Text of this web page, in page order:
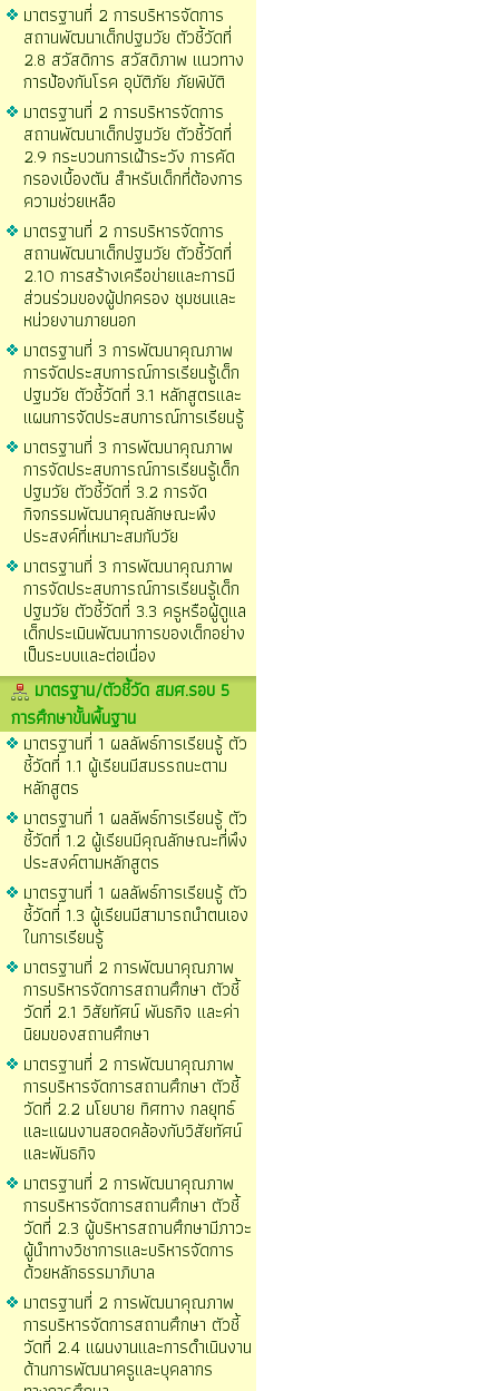
มาตรฐานที่ 2 การบริหารจัดการ
สถานพัฒนาเด็กปฐมวัย ตัวชี้วัดที่
2.8 สวัสดิการ สวัสดิภาพ แนวทาง
การป้องกันโรค อุบัติภัย ภัยพิบัติ
มาตรฐานที่ 2 การบริหารจัดการ
สถานพัฒนาเด็กปฐมวัย ตัวชี้วัดที่
2.9 กระบวนการเฝ้าระวัง การคัด
กรองเบื้องตัน สำหรับเด็กที่ต้องการ
ความช่วยเหลือ
มาตรฐานที่ 2 การบริหารจัดการ
สถานพัฒนาเด็กปฐมวัย ตัวชี้วัดที่
2.10 การสร้างเครือข่ายและการมี
ส่วนร่วมของผู้ปกครอง ชุมชนและ
หน่วยงานภายนอก
มาตรฐานที่ 3 การพัฒนาคุณภาพ
การจัดประสบการณ์การเรียนรู้เด็ก
ปฐมวัย ตัวชี้วัดที่ 3.1 หลักสูตรและ
แผนการจัดประสบการณ์การเรียนรู้
มาตรฐานที่ 3 การพัฒนาคุณภาพ
การจัดประสบการณ์การเรียนรู้เด็ก
ปฐมวัย ตัวชี้วัดที่ 3.2 การจัด
กิจกรรมพัฒนาคุณลักษณะพึง
ประสงค์ที่เหมาะสมกับวัย
มาตรฐานที่ 3 การพัฒนาคุณภาพ
การจัดประสบการณ์การเรียนรู้เด็ก
ปฐมวัย ตัวชี้วัดที่ 3.3 ครูหรือผู้ดูแล
เด็กประเมินพัฒนาการของเด็กอย่าง
เป็นระบบและต่อเนื่อง
มาตรฐาน/ตัวชี้วัด สมศ.รอบ 5
การศึกษาขั้นพื้นฐาน
มาตรฐานที่ 1 ผลลัพธ์การเรียนรู้ ตัว
ชี้วัดที่ 1.1 ผู้เรียนมีสมรรถนะตาม
หลักสูตร
มาตรฐานที่ 1 ผลลัพธ์การเรียนรู้ ตัว
ชี้วัดที่ 1.2 ผู้เรียนมีคุณลักษณะที่พึง
ประสงค์ตามหลักสูตร
มาตรฐานที่ 1 ผลลัพธ์การเรียนรู้ ตัว
ชี้วัดที่ 1.3 ผู้เรียนมีสามารถนำตนเอง
ในการเรียนรู้
มาตรฐานที่ 2 การพัฒนาคุณภาพ
การบริหารจัดการสถานศึกษา ตัวชี้
วัดที่ 2.1 วิสัยทัศน์ พันธกิจ และค่า
นิยมของสถานศึกษา
มาตรฐานที่ 2 การพัฒนาคุณภาพ
การบริหารจัดการสถานศึกษา ตัวชี้
วัดที่ 2.2 นโยบาย ทิศทาง กลยุทธ์
และแผนงานสอดคล้องกับวิสัยทัศน์
และพันธกิจ
มาตรฐานที่ 2 การพัฒนาคุณภาพ
การบริหารจัดการสถานศึกษา ตัวชี้
วัดที่ 2.3 ผู้บริหารสถานศึกษามีภาวะ
ผู้นำทางวิชาการและบริหารจัดการ
ด้วยหลักธรรมาภิบาล
มาตรฐานที่ 2 การพัฒนาคุณภาพ
การบริหารจัดการสถานศึกษา ตัวชี้
วัดที่ 2.4 แผนงานและการดำเนินงาน
ด้านการพัฒนาครูและบุคลากร